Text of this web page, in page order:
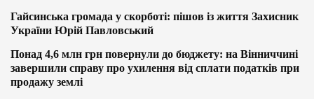
Гайсинська громада у скорботі: пішов із життя Захисник
України Юрій Павловський
Понад 4,6 млн грн повернули до бюджету: на Вінниччині
завершили справу про ухилення від сплати податків при
продажу землі